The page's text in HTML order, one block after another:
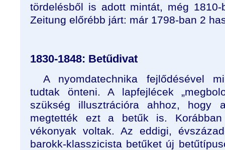
tördelésből is adott mintát, még
Zeitung előrébb járt: már 1798-ban 2
1830-1848: Betűdivat
A nyomdatechnika fejlődésével
tudtak önteni. A lapfejlécek
szükség illusztrációra ahhoz, hogy
megtették ezt a betűk is.
vékonyak voltak. Az eddigi,
barokk-klasszicista betűket új